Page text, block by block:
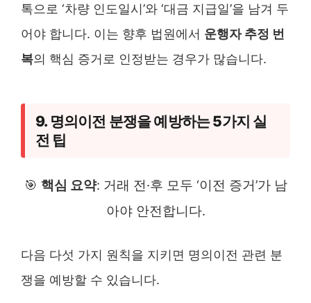
톡으로 ‘차량 인도일시’와 ‘대금 지급일’을 남겨 두
어야 합니다. 이는 향후 법원에서 운행자 추정 번
복의 핵심 증거로 인정받는 경우가 많습니다.
9. 명의이전 분쟁을 예방하는 5가지 실
전 팁
🎯 핵심 요약: 거래 전·후 모두 ‘이전 증거’가 남
아야 안전합니다.
다음 다섯 가지 원칙을 지키면 명의이전 관련 분
쟁을 예방할 수 있습니다.